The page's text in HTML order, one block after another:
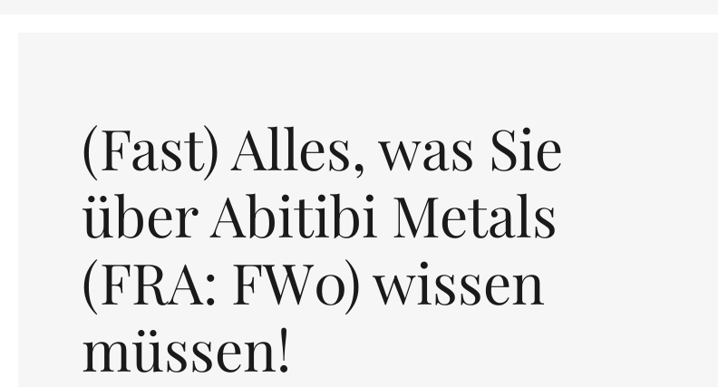
(Fast) Alles, was Sie
über Abitibi Metals
(FRA: FW0) wissen
müssen!